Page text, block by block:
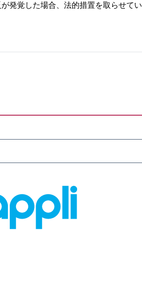
発覚した場合、法的措置を取らせてい